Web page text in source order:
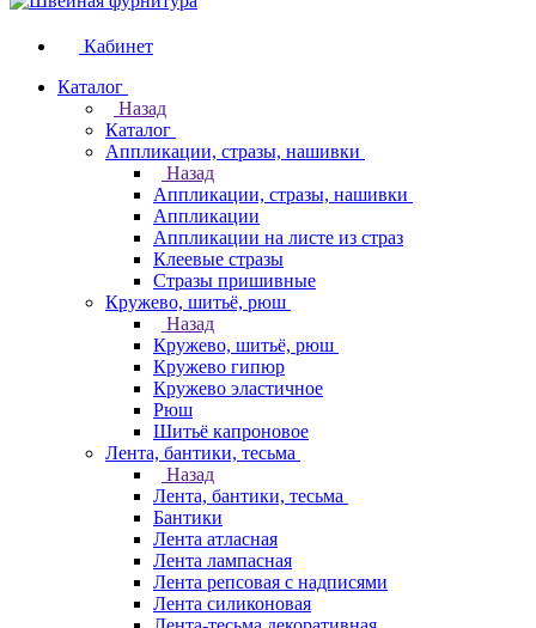
Кабинет
Каталог
Назад
Каталог
Аппликации, стразы, нашивки
Назад
Аппликации, стразы, нашивки
Аппликации
Аппликации на листе из страз
Клеевые стразы
Стразы пришивные
Кружево, шитьё, рюш
Назад
Кружево, шитьё, рюш
Кружево гипюр
Кружево эластичное
Рюш
Шитьё капроновое
Лента, бантики, тесьма
Назад
Лента, бантики, тесьма
Бантики
Лента атласная
Лента лампасная
Лента репсовая с надписями
Лента силиконовая